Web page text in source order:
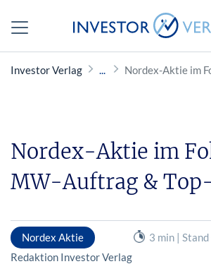
Investor Verlag Nordex-Aktie im
Nordex-Aktie im
MW-Auftrag &
Nordex Aktie
3 min |
Redaktion Investor Verlag